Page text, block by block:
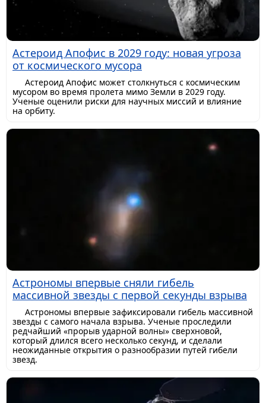
Астероид Апофис в 2029 году: новая угроза
от космического мусора
Астероид Апофис может столкнуться с космическим
мусором во время пролета мимо Земли в 2029 году.
Ученые оценили риски для научных миссий и влияние
на орбиту.
Астрономы впервые сняли гибель
массивной звезды с первой секунды взрыва
Астрономы впервые зафиксировали гибель массивной
звезды с самого начала взрыва. Ученые проследили
редчайший «прорыв ударной волны» сверхновой,
который длился всего несколько секунд, и сделали
неожиданные открытия о разнообразии путей гибели
звезд.